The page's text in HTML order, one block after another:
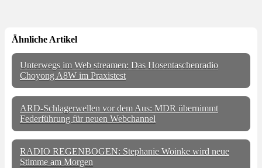
Ähnliche Artikel
Unterwegs im Web streamen: Das Hosentaschenradio
Choyong A8W im Praxistest
ARD-Schlagerwellen vor dem Aus: MDR übernimmt
Federführung für neuen Webchannel
RADIO REGENBOGEN: Stephanie Woinke wird neue
Stimme am Morgen